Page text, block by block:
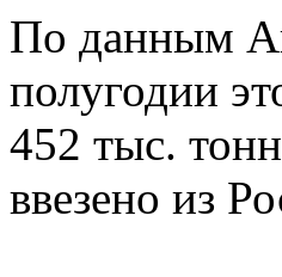
По данным
полугодии
452 тыс.
ввезено из